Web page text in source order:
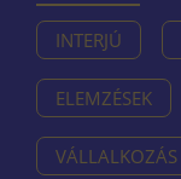
INTERJÚ
ELEMZÉSEK
VÁLLALKOZÁS